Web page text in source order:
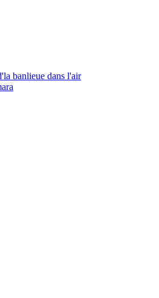
banlieue dans l'air